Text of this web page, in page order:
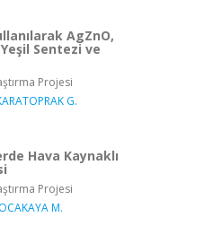
AgZnO,
Sentezi ve
Projesi
G.
Hava Kaynaklı
Projesi
M.